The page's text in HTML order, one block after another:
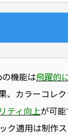
機能は飛躍的
、カラーコレ
ティ向上が可
ク適用は制作